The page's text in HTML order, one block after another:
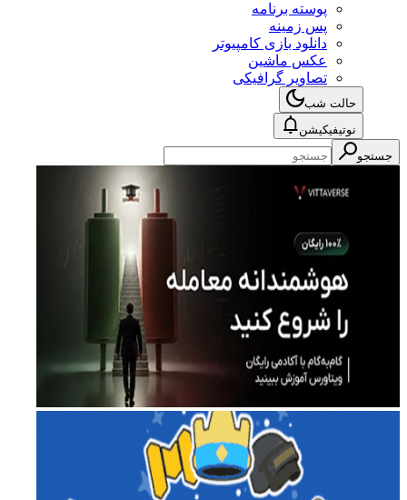
پوسته برنامه
پس زمینه
دانلود بازی کامپیوتر
عکس ماشین
تصاویر گرافیکی
حالت شب
نوتیفیکیشن
جستجو